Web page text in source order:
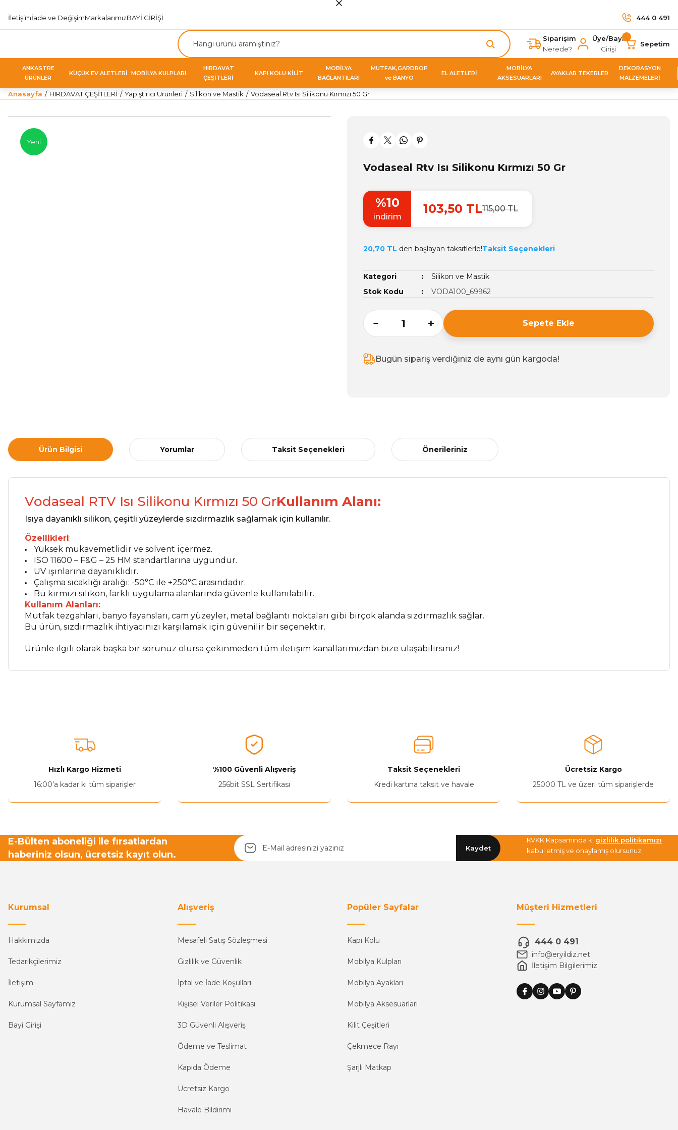
İletişimİade ve DeğişimMarkalarımızBAYİ GİRİŞİ 444 0 491
Siparişim
Nerede?
Üye/Bayi
Girişi
Sepetim
ANKASTRE
ÜRÜNLER
KÜÇÜK EV ALETLERİ MOBİLYA KULPLARI
HIRDAVAT
ÇEŞİTLERİ
KAPI KOLU KİLİT
MOBİLYA
BAĞLANTILARI
MUTFAK,GARDROP
ve BANYO
EL ALETLERİ
MOBİLYA
AKSESUARLARI
AYAKLAR TEKERLER
DEKORASYON
MALZEMELERİ
Anasayfa HIRDAVAT ÇEŞİTLERİ Yapıştırıcı Ürünleri Silikon ve Mastik Vodaseal Rtv Isı Silikonu Kırmızı 50 Gr
Yeni
Vodaseal Rtv Isı Silikonu Kırmızı 50 Gr
%10
indirim
103,50 TL115,00 TL
20,70 TL den başlayan taksitlerle!Taksit Seçenekleri
Kategori
Silikon ve Mastik
Stok Kodu
VODA100_69962
Sepete Ekle
Bugün sipariş verdiğiniz de aynı gün kargoda!
Ürün Bilgisi Yorumlar Taksit Seçenekleri Önerileriniz
Vodaseal RTV Isı Silikonu Kırmızı 50 GrKullanım Alanı:
Isıya dayanıklı silikon, çeşitli yüzeylerde sızdırmazlık sağlamak için kullanılır.
Özellikleri:
Yüksek mukavemetlidir ve solvent içermez.
ISO 11600 – F&G – 25 HM standartlarına uygundur.
UV ışınlarına dayanıklıdır.
Çalışma sıcaklığı aralığı: -50°C ile +250°C arasındadır.
Bu kırmızı silikon, farklı uygulama alanlarında güvenle kullanılabilir.
Kullanım Alanları:
Mutfak tezgahları, banyo fayansları, cam yüzeyler, metal bağlantı noktaları gibi birçok alanda sızdırmazlık sağlar.
Bu ürün, sızdırmazlık ihtiyacınızı karşılamak için güvenilir bir seçenektir.
Ürünle ilgili olarak başka bir sorunuz olursa çekinmeden tüm iletişim kanallarımızdan bize ulaşabilirsiniz!
Ürün açıklamasında eksik bilgiler bulunuyor.
Hızlı Kargo Hizmeti
16:00’a kadar ki tüm siparişler
%100 Güvenli Alışveriş
256bit SSL Sertifikası
Taksit Seçenekleri
Kredi kartına taksit ve havale
Ücretsiz Kargo
25000 TL ve üzeri tüm siparişlerde
E-Bülten aboneliği ile fırsatlardan
haberiniz olsun, ücretsiz kayıt olun.
Kaydet
KVKK Kapsamında ki gizlilik politikamızı
kabul etmiş ve onaylamış olursunuz.
Kurumsal
Hakkımızda
Tedarikçilerimiz
İletişim
Kurumsal Sayfamız
Bayi Girişi
Alışveriş
Mesafeli Satış Sözleşmesi
Gizlilik ve Güvenlik
İptal ve İade Koşulları
Kişisel Veriler Politikası
3D Güvenli Alışveriş
Ödeme ve Teslimat
Kapıda Ödeme
Ücretsiz Kargo
Havale Bildirimi
Popüler Sayfalar
Kapı Kolu
Mobilya Kulpları
Mobilya Ayakları
Mobilya Aksesuarları
Kilit Çeşitleri
Çekmece Rayı
Şarjlı Matkap
Müşteri Hizmetleri
444 0 491
info@eryildiz.net
İletişim Bilgilerimiz